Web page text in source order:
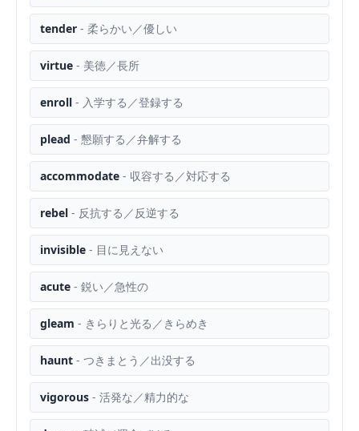
tender - 柔らかい／優しい
virtue - 美徳／長所
enroll - 入学する／登録する
plead - 懇願する／弁解する
accommodate - 収容する／対応する
rebel - 反抗する／反逆する
invisible - 目に見えない
acute - 鋭い／急性の
gleam - きらりと光る／きらめき
haunt - つきまとう／出没する
vigorous - 活発な／精力的な